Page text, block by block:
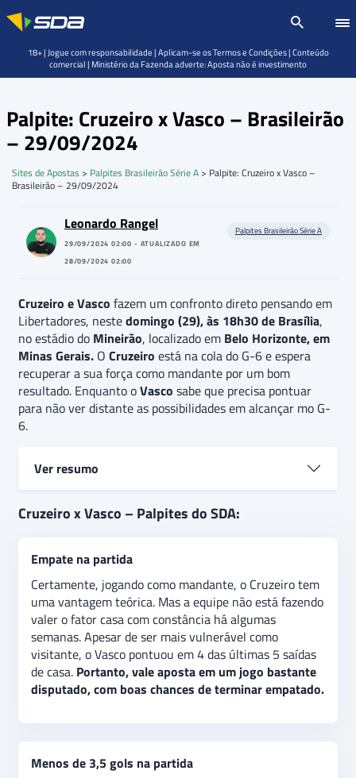
Palpite: Cruzeiro x Vasco – Brasileirão
– 29/09/2024
Sites de Apostas > Palpites Brasileirão Série A > Palpite: Cruzeiro x Vasco –
Brasileirão – 29/09/2024
Leonardo Rangel
29/09/2024 02:00 - ATUALIZADO EM
28/09/2024 02:00
Palpites Brasileirão Série A
Cruzeiro e Vasco fazem um confronto direto pensando em
Libertadores, nestedomingo (29), às 18h30 de Brasília,
no estádio do Mineirão, localizado em Belo Horizonte, em
Minas Gerais. O Cruzeiro está na cola do G-6 e espera
recuperar a sua força como mandante por um bom
resultado. Enquanto oVasco sabe que precisa pontuar
para não ver distante as possibilidades em alcançar mo G-
6.
Ver resumo
Cruzeiro e Vasco se enfrentam pela 28ª rodada do
não vence há 3 jogos, tendo perdido por duas vezes
neste trecho.O palpite éde empate, apostando em
um jogo equilibrado. Além disso, há a expectativa de
que a partida não tenha mais de três gols, indicando
uma aposta de “abaixo de 3,5 gols” no jogo.
Cruzeiro x Vasco – Palpites do SDA:
Empate na partida
Certamente, jogando como mandante, o Cruzeiro tem
uma vantagem teórica. Mas a equipe não está fazendo
valer o fator casa com constância há algumas
semanas. Apesar de ser mais vulnerável como
visitante, o Vasco pontuou em 4 das últimas 5 saídas
de casa. Portanto, vale aposta em um jogo bastante
disputado, com boas chances de terminar empatado.
Menos de 3,5 gols na partida
18+ | Jogue com responsabilidade | Aplicam-se os Termos e Condições | Conteúdo
comercial | Ministério da Fazenda adverte: Aposta não é investimento